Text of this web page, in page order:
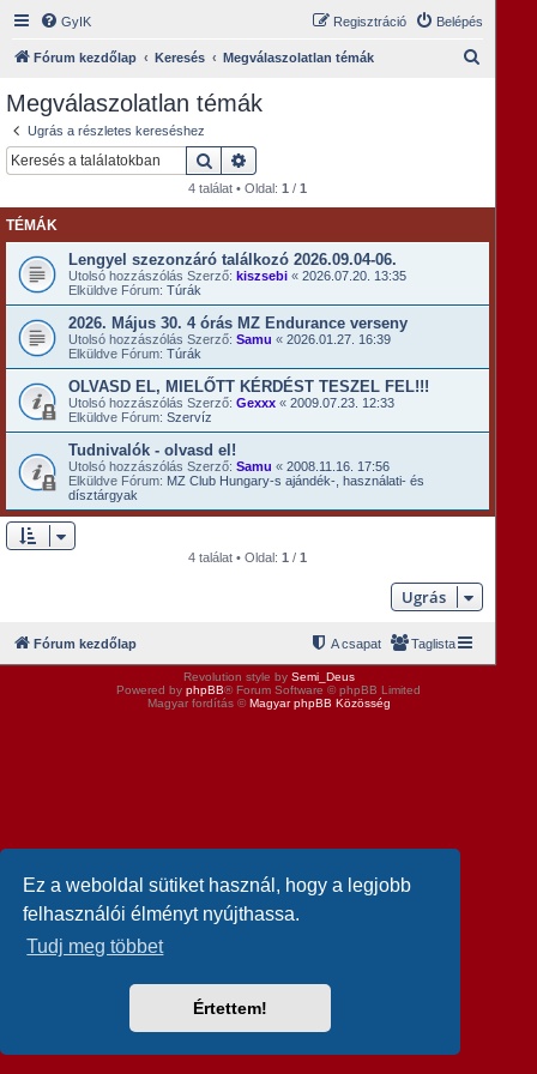
Ez a weboldal sütiket használ, hogy a legjobb
felhasználói élményt nyújthassa.
Tudj meg többet
Értettem!
GyIK Belépés
Regisztráció
Fórum kezdőlap Keresés Megválaszolatlan témák
Megválaszolatlan témák
Ugrás a részletes kereséshez
Keresés
4 találat • Oldal:1 /1
TÉMÁK
Lengyel szezonzáró találkozó 2026.09.04-06.
Utolsó hozzászólás Szerző: kiszsebi « 2026.07.20. 13:35
Elküldve Fórum: Túrák
2026. Május 30. 4 órás MZ Endurance verseny
Utolsó hozzászólás Szerző: Samu « 2026.01.27. 16:39
Elküldve Fórum: Túrák
OLVASD EL, MIELŐTT KÉRDÉST TESZEL FEL!!!
Utolsó hozzászólás Szerző: Gexxx « 2009.07.23. 12:33
Elküldve Fórum: Szervíz
Tudnivalók - olvasd el!
Utolsó hozzászólás Szerző: Samu « 2008.11.16. 17:56
Elküldve Fórum: MZ Club Hungary-s ajándék-, használati- és
dísztárgyak
4 találat • Oldal:1 /1
Ugrás
Fórum kezdőlap Taglista
A csapat
Revolution style by Semi_Deus
Powered by phpBB® Forum Software © phpBB Limited
Magyar fordítás ©Magyar phpBB Közösség